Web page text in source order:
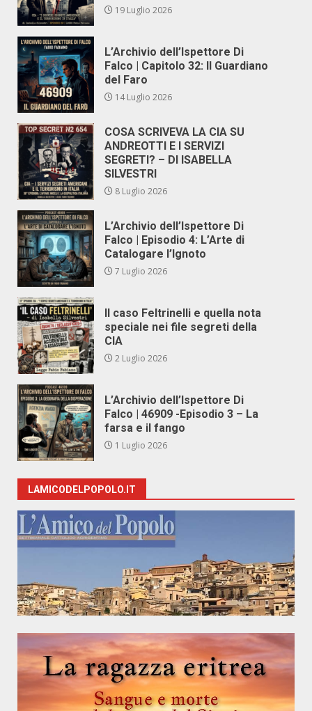
19 Luglio 2026
L’Archivio dell’Ispettore Di
Falco | Capitolo 32: Il Guardiano
del Faro
14 Luglio 2026
COSA SCRIVEVA LA CIA SU
ANDREOTTI E I SERVIZI
SEGRETI? – DI ISABELLA
SILVESTRI
8 Luglio 2026
L’Archivio dell’Ispettore Di
Falco | Episodio 4: L’Arte di
Catalogare l’Ignoto
7 Luglio 2026
Il caso Feltrinelli e quella nota
speciale nei file segreti della
CIA
2 Luglio 2026
L’Archivio dell’Ispettore Di
Falco | 46909 -Episodio 3 – La
farsa e il fango
1 Luglio 2026
LAMICODELPOPOLO.IT